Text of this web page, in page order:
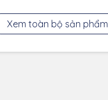
Xem toàn bộ sản phẩm